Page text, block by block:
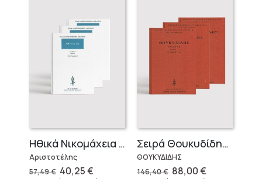
Ηθικά Νικομάχεια (3 τόμοι)
Αριστοτέλης
57,49€ Original
40,25€Η
Σειρά Θουκυδίδης – Δεμένο (4 τόμοι)
ΘΟΥΚΥΔΙΔΗΣ
146,40€ Original
88,00€Η